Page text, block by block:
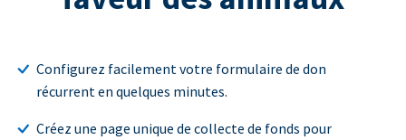
Configurez facilement votre formulaire de don
récurrent en quelques minutes.
Créez une page unique de collecte de fonds pour